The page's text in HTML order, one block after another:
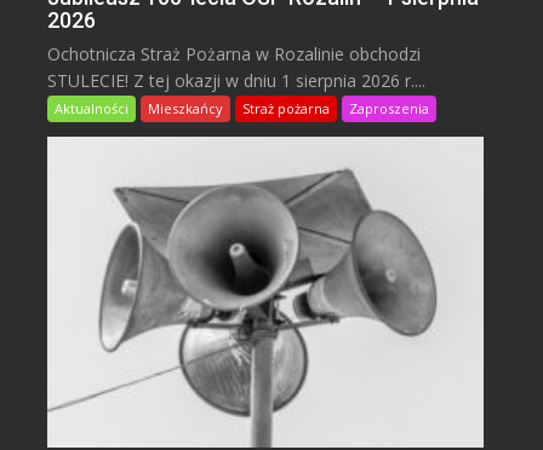
2026
Ochotnicza Straż Pożarna w Rozalinie obchodzi
STULECIE! Z tej okazji w dniu 1 sierpnia 2026 r....
Aktualności Mieszkańcy Straż pożarna Zaproszenia